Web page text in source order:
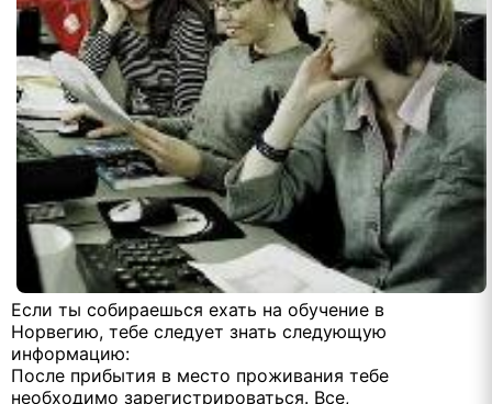
Если ты собираешься ехать на обучение в
Норвегию, тебе следует знать следующую
информацию:
После прибытия в место проживания тебе
необходимо зарегистрироваться. Все,